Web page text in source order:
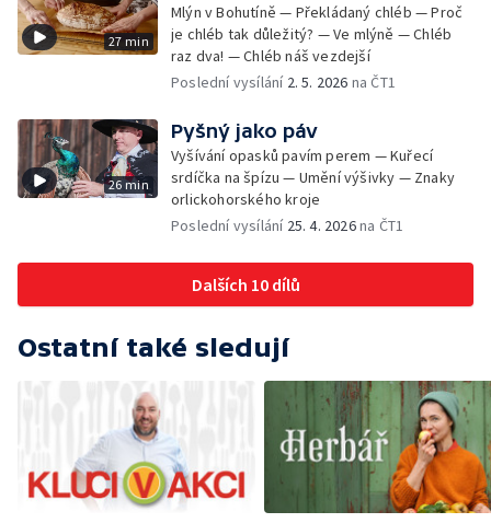
27 min
Mlýn v Bohutíně — Překládaný chléb — Proč
je chléb tak důležitý? — Ve mlýně — Chléb
raz dva! — Chléb náš vezdejší
Poslední vysílání 2. 5. 2026 na ČT1
26 min
Pyšný jako páv
Vyšívání opasků pavím perem — Kuřecí
srdíčka na špízu — Umění výšivky — Znaky
orlickohorského kroje
Poslední vysílání 25. 4. 2026na ČT1
Dalších 10 dílů
Ostatní také sledují